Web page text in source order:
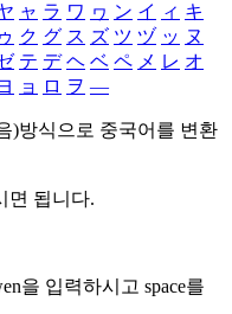
ャ ラ ワ ヮ ン イ ィ キ
ゥ ク グ ス ズ ツ ヅ ッ ヌ
テ デ ヘ ベ ペ メ レ オ
ョ ロ ヲ ―
)방식으로 중국어를 변환
면 됩니다.
을 입력하시고 space를